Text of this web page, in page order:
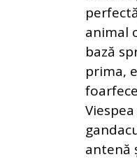
animal
bază
prima,
antenă